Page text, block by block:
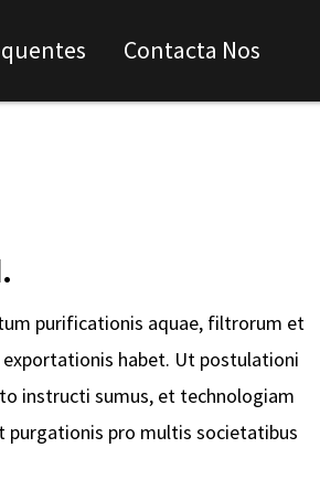
Contacta Nos
purificationis aquae, filtrorum et
habet. Ut postulationi
instructi sumus, et technologiam
pro multis societatibus